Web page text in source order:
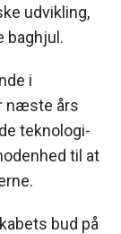
udvikling,
baghjul.
i
næste års
teknologi-
til at
bud på